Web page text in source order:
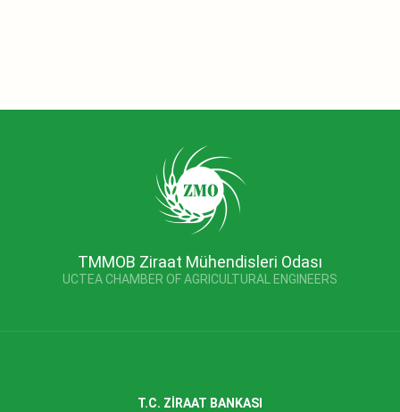
TMMOB Ziraat Mühendisleri Odası
UCTEA CHAMBER OF AGRICULTURAL ENGINEERS
T.C. ZİRAAT BANKASI